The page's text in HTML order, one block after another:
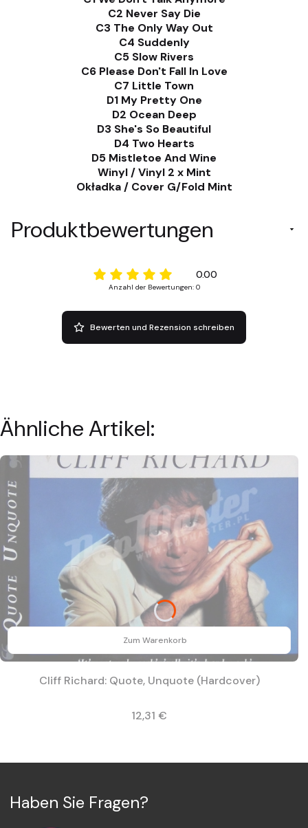
C2 Never Say Die
C3 The Only Way Out
C4 Suddenly
C5 Slow Rivers
C6 Please Don't Fall In Love
C7 Little Town
D1 My Pretty One
D2 Ocean Deep
D3 She's So Beautiful
D4 Two Hearts
D5 Mistletoe And Wine
Winyl / Vinyl 2 x Mint
Okładka / Cover G/Fold Mint
Produktbewertungen
0.00
Anzahl der Bewertungen: 0
Bewerten und Rezension schreiben
Ähnliche Artikel:
Zum Warenkorb
Cliff Richard: Quote, Unquote (Hardcover)
Preis
12,31 €
Haben Sie Fragen?